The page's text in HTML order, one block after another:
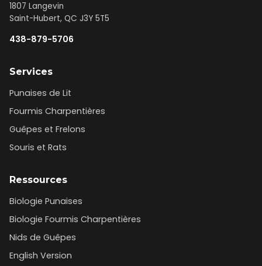
1807 Langevin
Saint-Hubert, QC J3Y 5T5
438-879-5706
Services
Punaises de Lit
Fourmis Charpentières
Guêpes et Frelons
Souris et Rats
Ressources
Biologie Punaises
Biologie Fourmis Charpentières
Nids de Guêpes
English Version